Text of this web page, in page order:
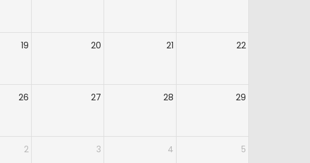
19 20 21 22
26 27 28 29
2 3 4 5